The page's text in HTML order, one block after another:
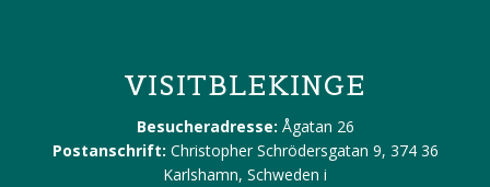
VISITBLEKINGE
Besucheradresse: Ågatan 26
Postanschrift: Christopher Schrödersgatan 9, 374 36
Karlshamn, Schweden i